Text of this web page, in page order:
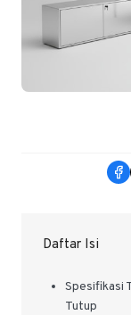
Daftar Isi
Spesifikasi
Tutup